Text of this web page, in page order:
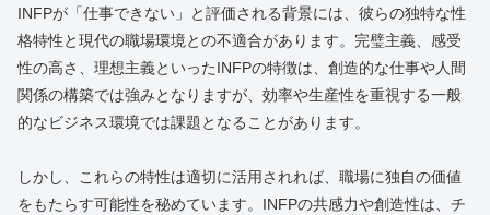
INFPが「仕事できない」と評価される背景には、彼らの独特な性
格特性と現代の職場環境との不適合があります。完璧主義、感受
性の高さ、理想主義といったINFPの特徴は、創造的な仕事や人間
関係の構築では強みとなりますが、効率や生産性を重視する一般
的なビジネス環境では課題となることがあります。
しかし、これらの特性は適切に活用されれば、職場に独自の価値
をもたらす可能性を秘めています。INFPの共感力や創造性は、チ